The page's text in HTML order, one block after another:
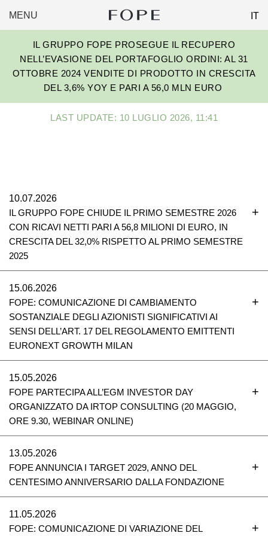
MENU
FOPE
GROUP
IT
IL GRUPPO FOPE PROSEGUE IL RECUPERO
NELL’EVASIONE DEL PORTAFOGLIO ORDINI: AL 31
OTTOBRE 2024 VENDITE DI PRODOTTO IN CRESCITA
DEL 3,6% YOY E PARI A 56,0 MLN EURO
LAST UPDATE: 10 LUGLIO 2026, 11:41
10.07.2026
IL GRUPPO FOPE CHIUDE IL PRIMO SEMESTRE 2026
CON RICAVI NETTI PARI A 56,8 MILIONI DI EURO, IN
CRESCITA DEL 32,0% RISPETTO AL PRIMO SEMESTRE
2025
15.06.2026
FOPE: COMUNICAZIONE DI CAMBIAMENTO
SOSTANZIALE DEGLI AZIONISTI SIGNIFICATIVI AI
SENSI DELL’ART. 17 DEL REGOLAMENTO EMITTENTI
EURONEXT GROWTH MILAN
15.05.2026
FOPE PARTECIPA ALL’EGM INVESTOR DAY
ORGANIZZATO DA IRTOP CONSULTING (20 MAGGIO,
ORE 9.30, WEBINAR ONLINE)
13.05.2026
FOPE ANNUNCIA I TARGET 2029, ANNO DEL
CENTESIMO ANNIVERSARIO DALLA FONDAZIONE
11.05.2026
FOPE: COMUNICAZIONE DI VARIAZIONE DEL